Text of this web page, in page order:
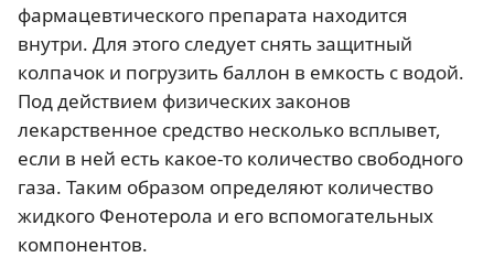
фармацевтического препарата находится
внутри. Для этого следует снять защитный
колпачок и погрузить баллон в емкость с водой.
Под действием физических законов
лекарственное средство несколько всплывет,
если в ней есть какое-то количество свободного
газа. Таким образом определяют количество
жидкого Фенотерола и его вспомогательных
компонентов.